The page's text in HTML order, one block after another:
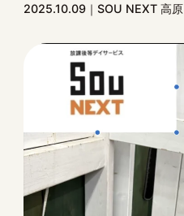
2025.10.09 SOU NEXT 高原